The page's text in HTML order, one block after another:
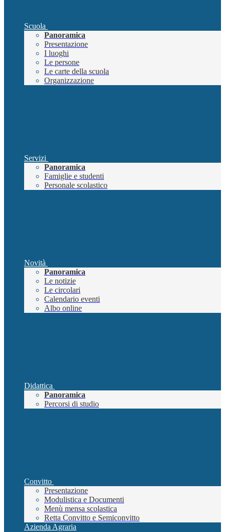
Scuola
Panoramica
Presentazione
I luoghi
Le persone
Le carte della scuola
Organizzazione
Servizi
Panoramica
Famiglie e studenti
Personale scolastico
Novità
Panoramica
Le notizie
Le circolari
Calendario eventi
Albo online
Didattica
Panoramica
Percorsi di studio
Convitto
Presentazione
Modulistica e Documenti
Menù mensa scolastica
Retta Convitto e Semiconvitto
Azienda Agraria